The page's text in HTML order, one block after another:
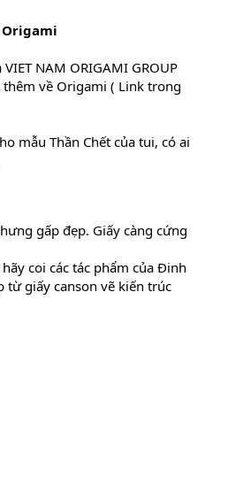
NAM ORIGAMI GROUP
về Origami ( Link trong
mẫu Thần Chết của tui, có ai
gấp đẹp. Giấy càng cứng
coi các tác phẩm của Đinh
từ giấy canson vẽ kiến trúc